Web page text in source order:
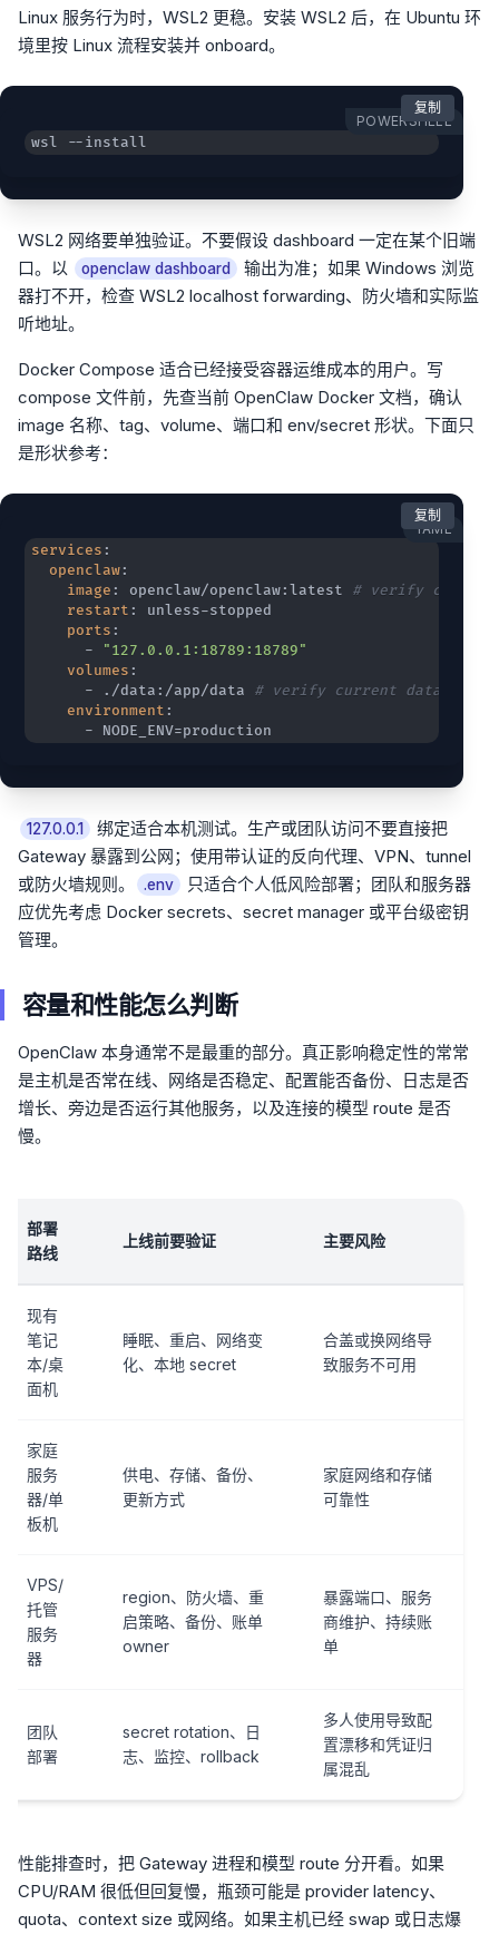
Linux 服务行为时，WSL2 更稳。安装 WSL2 后，在 Ubuntu 环
境里按 Linux 流程安装并 onboard。
POWERSHELL
wsl --install
复制
WSL2 网络要单独验证。不要假设 dashboard 一定在某个旧端
口。以
openclaw dashboard
输出为准；如果 Windows 浏览
器打不开，检查 WSL2 localhost forwarding、防火墙和实际监
听地址。
Docker Compose 适合已经接受容器运维成本的用户。写
compose 文件前，先查当前 OpenClaw Docker 文档，确认
image 名称、tag、volume、端口和 env/secret 形状。下面只
是形状参考：
YAML
services:
openclaw:
image: openclaw/openclaw:latest # verify current
restart: unless-
ports:
-
"127.0.0.1:18789:18789"
volumes:
- ./data: /app/data # verify current data/
environment:
- NODE_ENV=production
复制
127.0.0.1
绑定适合本机测试。生产或团队访问不要直接把
Gateway 暴露到公网；使用带认证的反向代理、VPN、tunnel
或防火墙规则。
.env
只适合个人低风险部署；团队和服务器
应优先考虑 Docker secrets、secret manager 或平台级密钥
管理。
容量和性能怎么判断
OpenClaw 本身通常不是最重的部分。真正影响稳定性的常常
是主机是否常在线、网络是否稳定、配置能否备份、日志是否
增长、旁边是否运行其他服务，以及连接的模型 route 是否
慢。
部署
路线
上线前要验证 主要风险
现有
笔记
本/桌
面机
睡眠、重启、网络变
化、本地 secret
合盖或换网络导
致服务不可用
家庭
服务
器/单
板机
供电、存储、备份、
更新方式
家庭网络和存储
可靠性
VPS/
托管
服务
器
region、防火墙、重
启策略、备份、账单
owner
暴露端口、服务
商维护、持续账
单
团队
部署
secret rotation、日
志、监控、rollback
多人使用导致配
置漂移和凭证归
属混乱
性能排查时，把 Gateway 进程和模型 route 分开看。如果
CPU/RAM 很低但回复慢，瓶颈可能是 provider latency、
quota、context size 或网络。如果主机已经 swap 或日志爆